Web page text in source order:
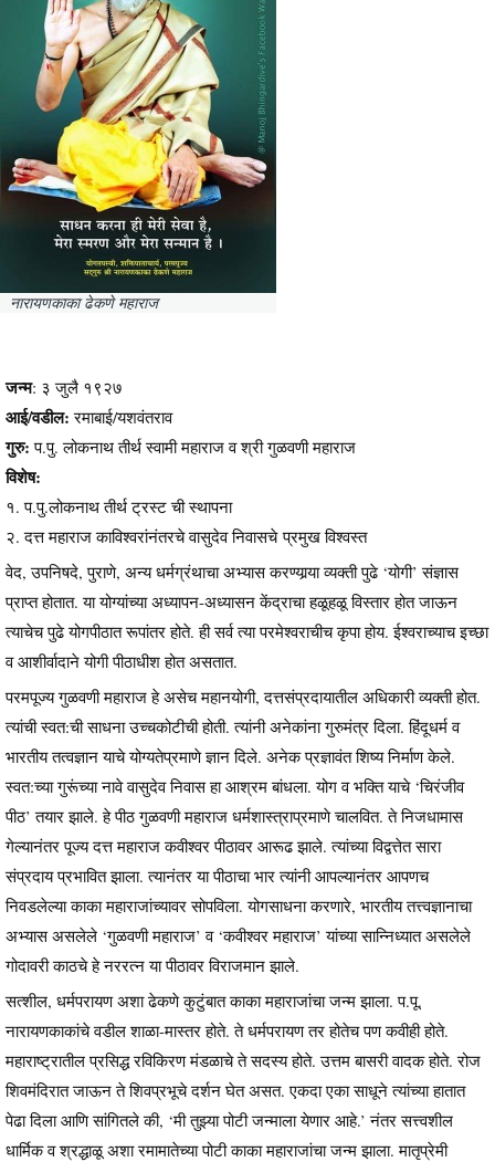
नारायणकाका ढेकणे महाराज
जन्म: ३ जुलै १९२७
आई/वडील: रमाबाई/यशवंतराव
गुरु: प.पु. लोकनाथ तीर्थ स्वामी महाराज व श्री गुळवणी महाराज
विशेष:
१. प.पु.लोकनाथ तीर्थ ट्रस्ट ची स्थापना
२. दत्त महाराज काविश्वरांनंतरचे वासुदेव निवासचे प्रमुख विश्वस्त
वेद, उपनिषदे, पुराणे, अन्य धर्मग्रंथाचा अभ्यास करण्यार्‍या व्यक्ती पुढे ‘योगी’ संज्ञास
प्राप्त होतात. या योग्यांच्या अध्यापन-अध्यासन केंद्राचा हळूहळू विस्तार होत जाऊन
त्याचेच पुढे योगपीठात रूपांतर होते. ही सर्व त्या परमेश्वराचीच कृपा होय. ईश्वराच्याच इच्छा
व आशीर्वादाने योगी पीठाधीश होत असतात.
परमपूज्य गुळवणी महाराज हे असेच महानयोगी, दत्तसंप्रदायातील अधिकारी व्यक्ती होत.
त्यांची स्वत:ची साधना उच्चकोटीची होती. त्यांनी अनेकांना गुरुमंत्र दिला. हिंदूधर्म व
भारतीय तत्वज्ञान याचे योग्यतेप्रमाणे ज्ञान दिले. अनेक प्रज्ञावंत शिष्य निर्माण केले.
स्वत:च्या गुरूंच्या नावे वासुदेव निवास हा आश्रम बांधला. योग व भक्ति याचे ‘चिरंजीव
पीठ’ तयार झाले. हे पीठ गुळवणी महाराज धर्मशास्त्राप्रमाणे चालवित. ते निजधामास
गेल्यानंतर पूज्य दत्त महाराज कवीश्वर पीठावर आरूढ झाले. त्यांच्या विद्वत्तेत सारा
संप्रदाय प्रभावित झाला. त्यानंतर या पीठाचा भार त्यांनी आपल्यानंतर आपणच
निवडलेल्या काका महाराजांच्यावर सोपविला. योगसाधना करणारे, भारतीय तत्त्वज्ञानाचा
अभ्यास असलेले ‘गुळवणी महाराज’ व ‘कवीश्वर महाराज’ यांच्या सान्निध्यात असलेले
गोदावरी काठचे हे नररत्न या पीठावर विराजमान झाले.
सत्शील, धर्मपरायण अशा ढेकणे कुटुंबात काका महाराजांचा जन्म झाला. प.पू.
नारायणकाकांचे वडील शाळा-मास्तर होते. ते धर्मपरायण तर होतेच पण कवीही होते.
महाराष्ट्रातील प्रसिद्ध रविकिरण मंडळाचे ते सदस्य होते. उत्तम बासरी वादक होते. रोज
शिवमंदिरात जाऊन ते शिवप्रभूचे दर्शन घेत असत. एकदा एका साधूने त्यांच्या हातात
पेढा दिला आणि सांगितले की, ‘मी तुझ्या पोटी जन्माला येणार आहे.’ नंतर सत्त्वशील
धार्मिक व श्रद्धाळू अशा रमामातेच्या पोटी काका महाराजांचा जन्म झाला. मातृप्रेमी